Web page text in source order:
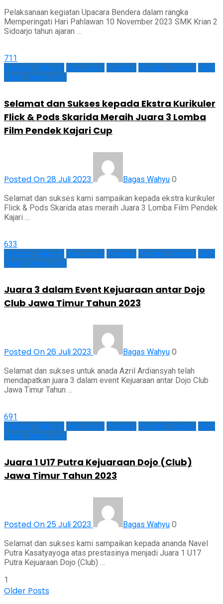
Pelaksanaan kegiatan Upacara Bendera dalam rangka
Memperingati Hari Pahlawan 10 November 2023 SMK Krian 2
Sidoarjo tahun ajaran …
711
Kegiatan Sekolah Kesiswaan Prestasi Prestasi Skarida SMK
Pusat Keunggulan
Selamat dan Sukses kepada Ekstra Kurikuler
Flick & Pods Skarida Meraih Juara 3 Lomba
Film Pendek Kajari Cup
Posted On 28 Juli 2023 Bagas Wahyu 0
Selamat dan sukses kami sampaikan kepada ekstra kurikuler
Flick & Pods Skarida atas meraih Juara 3 Lomba Film Pendek
Kajari …
633
Kegiatan Sekolah Kesiswaan Prestasi Prestasi Skarida SMK
Pusat Keunggulan
Juara 3 dalam Event Kejuaraan antar Dojo
Club Jawa Timur Tahun 2023
Posted On 26 Juli 2023 Bagas Wahyu 0
Selamat dan sukses untuk anada Azril Ardiansyah telah
mendapatkan juara 3 dalam event Kejuaraan antar Dojo Club
Jawa Timur Tahun …
691
Kegiatan Sekolah Kesiswaan Prestasi Prestasi Skarida SMK
Pusat Keunggulan
Juara 1 U17 Putra Kejuaraan Dojo (Club)
Jawa Timur Tahun 2023
Posted On 25 Juli 2023 Bagas Wahyu 0
Selamat dan sukses kami sampaikan kepada ananda Navel
Putra Kasatyayoga atas prestasinya menjadi Juara 1 U17
Putra Kejuaraan Dojo (Club) …
1
Older Posts